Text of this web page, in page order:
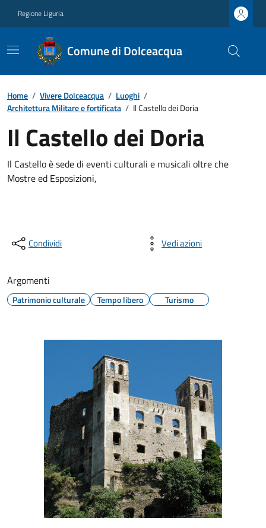
Regione Liguria
Comune di Dolceacqua
Home / Vivere Dolceacqua / Luoghi /
Architettura Militare e fortificata / Il Castello dei Doria
Il Castello dei Doria
Il Castello è sede di eventi culturali e musicali oltre che
Mostre ed Esposizioni,
Condividi Vedi azioni
Argomenti
Patrimonio culturale Tempo libero Turismo